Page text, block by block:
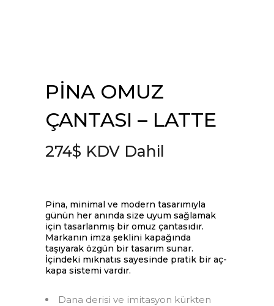
PINA OMUZ
ÇANTASI – LATTE
274$ KDV Dahil
Pina, minimal ve modern tasarımıyla
günün her anında size uyum sağlamak
için tasarlanmış bir omuz çantasıdır.
Markanın imza şeklini kapağında
taşıyarak özgün bir tasarım sunar.
İçindeki mıknatıs sayesinde pratik bir aç-
kapa sistemi vardır.
Dana derisi ve imitasyon kürkten